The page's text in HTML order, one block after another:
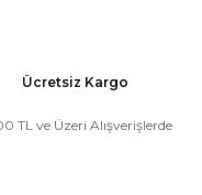
Ücretsiz Kargo
TL ve Üzeri Alışverişlerde